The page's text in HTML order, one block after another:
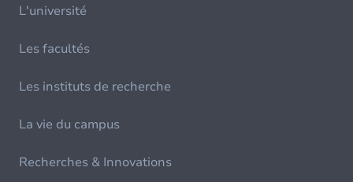
L'université
Les facultés
Les instituts de recherche
La vie du campus
Recherches & Innovations